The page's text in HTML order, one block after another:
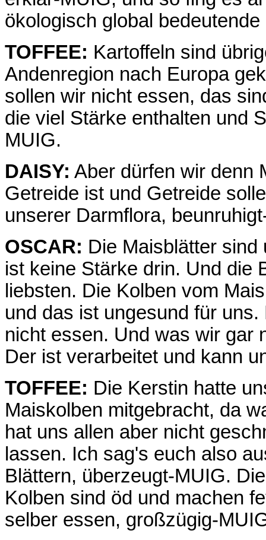
ökologisch global
TOFFEE: Kartoffeln sind
Andenregion nach Europa
sollen wir nicht essen, das
die viel Stärke enthalten und
MUIG.
DAISY: Aber dürfen wir denn
Getreide ist und Getreide
unserer Darmflora,
OSCAR: Die Maisblätter
ist keine Stärke drin. Und die
liebsten. Die Kolben vom
und das ist ungesund für
nicht essen. Und was wir gar
Der ist verarbeitet und kann
TOFFEE: Die Kerstin hatte
Maiskolben mitgebracht, da
hat uns allen aber nicht
lassen. Ich sag's euch also
Blättern, überzeugt-MUIG.
Kolben sind öd und machen
selber essen, großzügig-